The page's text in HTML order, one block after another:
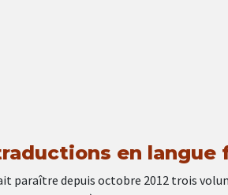
en langue
paraître depuis octobre 2012 trois